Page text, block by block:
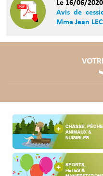
Le 16/06/2020
Avis de
Mme Jean